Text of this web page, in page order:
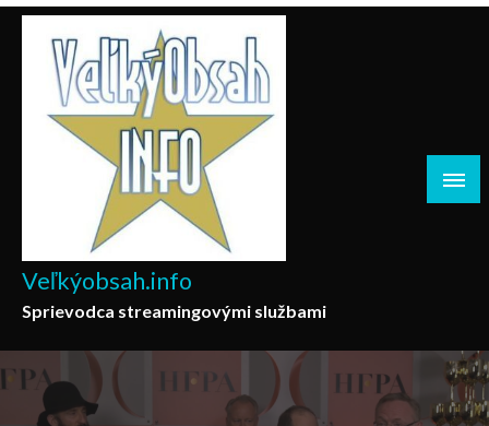
Skip
content
Veľkýobsah.info
Sprievodca streamingovými službami